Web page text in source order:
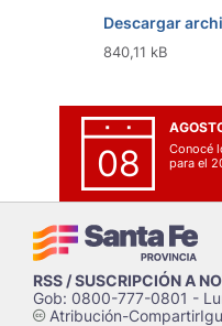
Descargar
840,11 kB
08
Conocé
para el
RSS / SUSCRIPCIÓN A
Gob: 0800-777-0801 -
cAtribución-